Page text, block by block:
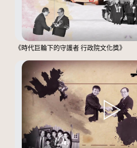
《時代巨輪下的守護者 行政院文化獎》